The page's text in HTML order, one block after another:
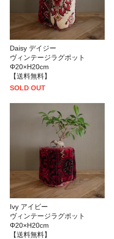
Daisy デイジー
ヴィンテージラグポット
Φ20×H20cm
【送料無料】
SOLD OUT
Ivy アイビー
ヴィンテージラグポット
Φ20×H20cm
【送料無料】